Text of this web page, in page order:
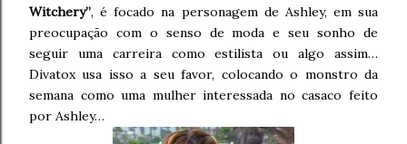
Witchery”, é focado na personagem de Ashley, em sua
preocupação com o senso de moda e seu sonho de
seguir uma carreira como estilista ou algo assim…
Divatox usa isso a seu favor, colocando o monstro da
semana como uma mulher interessada no casaco feito
por Ashley…